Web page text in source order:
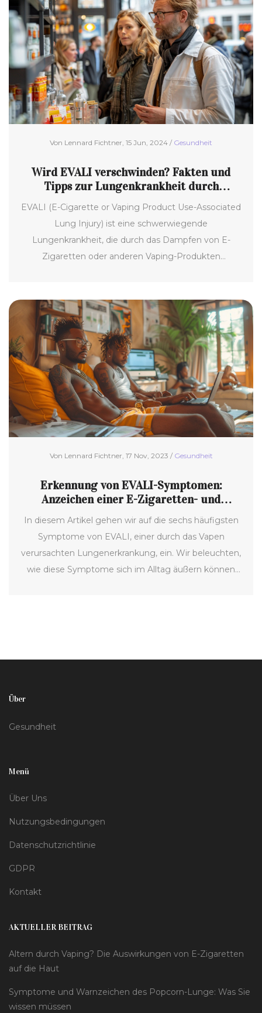
Von Lennard Fichtner, 15 Jun, 2024 / Gesundheit
Wird EVALI verschwinden? Fakten und
Tipps zur Lungenkrankheit durch
Dampfen
EVALI (E-Cigarette or Vaping Product Use-Associated
Lung Injury) ist eine schwerwiegende
Lungenkrankheit, die durch das Dampfen von E-
Zigaretten oder anderen Vaping-Produkten
beleuchtet aktuelle Forschungsergebnisse und bietet
praktische Tipps zur Vorbeugung. Leser lernen, wie sie
die Risiken des Dampfens minimieren und ihre
Lungengesundheit schützen können.
Von Lennard Fichtner, 17 Nov, 2023 / Gesundheit
Erkennung von EVALI-Symptomen:
Anzeichen einer E-Zigaretten- und
Vaping-assoziierten Lungenerkrankung
In diesem Artikel gehen wir auf die sechs häufigsten
Symptome von EVALI, einer durch das Vapen
verursachten Lungenerkrankung, ein. Wir beleuchten,
wie diese Symptome sich im Alltag äußern können
Über
Gesundheit
Menü
Über Uns
Nutzungsbedingungen
Datenschutzrichtlinie
GDPR
Kontakt
AKTUELLER BEITRAG
Altern durch Vaping? Die Auswirkungen von E-Zigaretten
auf die Haut
Symptome und Warnzeichen des Popcorn-Lunge: Was Sie
wissen müssen